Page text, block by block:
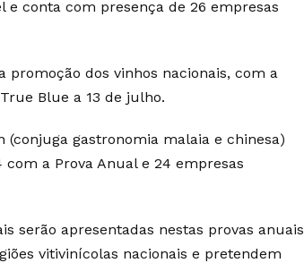
e conta com presença de 26 empresas
dos vinhos nacionais, com a
Blue a 13 de julho.
gastronomia malaia e chinesa)
a Prova Anual e 24 empresas
serão apresentadas nestas provas anuais
vitivinícolas nacionais e pretendem